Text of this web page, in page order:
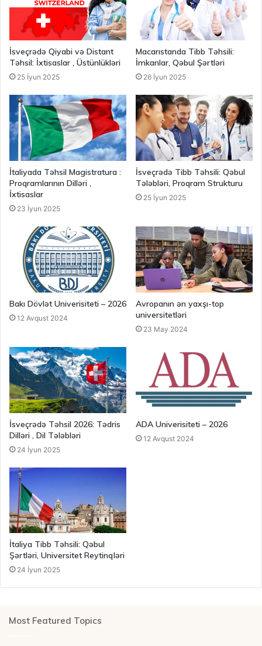
İsveçrədə Qiyabi və Distant
Təhsil: İxtisaslar , Üstünlükləri
25 İyun 2025
Macarıstanda Tibb Təhsili:
İmkanlar, Qəbul Şərtləri
26 İyun 2025
İtaliyada Təhsil Magistratura :
Proqramlarının Dilləri ,
İxtisaslar
23 İyun 2025
İsveçrədə Tibb Təhsili: Qəbul
Tələbləri, Proqram Strukturu
25 İyun 2025
Bakı Dövlət Univerisiteti – 2026
12 Avqust 2024
Avropanın ən yaxşı-top
universitetləri
23 May 2024
İsveçrədə Təhsil 2026: Tədris
Dilləri , Dil Tələbləri
24 İyun 2025
ADA Univerisiteti – 2026
12 Avqust 2024
İtaliya Tibb Təhsili: Qəbul
Şərtləri, Universitet Reytinqləri
24 İyun 2025
Most Featured Topics